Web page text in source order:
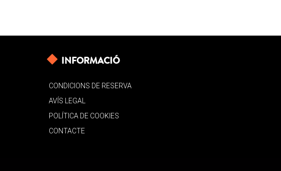
INFORMACIÓ
CONDICIONS DE RESERVA
AVÍS LEGAL
POLÍTICA DE COOKIES
CONTACTE